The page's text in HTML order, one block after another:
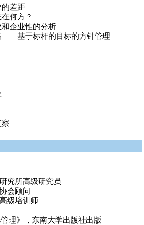
差距
何方？
企业性的分析
——基于标杆的目标的方针管理
察
究所高级研究员
会顾问
级培训师
理》，东南大学出版社出版